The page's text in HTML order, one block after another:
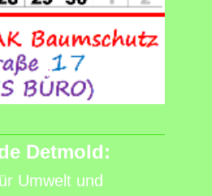
Detmold:
Umwelt und